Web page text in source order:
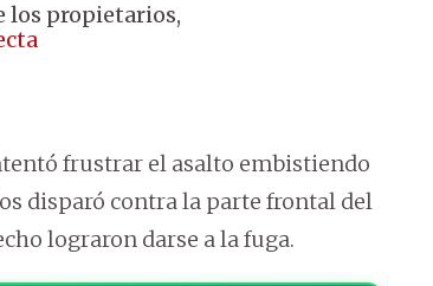
los propietarios,
frustrar el asalto embistiendo
disparó contra la parte frontal del
lograron darse a la fuga.